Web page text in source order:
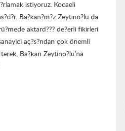
istiyoruz. Kocaeli
Ba?kan?m?z Zeytino?lu da
aktard??? de?erli fikirleri
aç?s?ndan çok önemli
Ba?kan Zeytino?lu’na